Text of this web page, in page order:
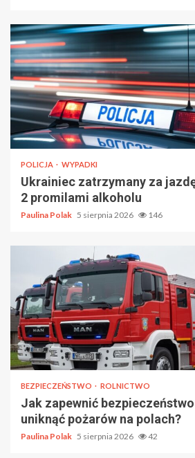
POLICJA WYPADKI
Ukrainiec zatrzymany za
2 promilami alkoholu
Paulina Polak 5 sierpnia 2026 146
BEZPIECZEŃSTWO ROLNICTWO
Jak zapewnić
uniknąć pożarów na polach?
Paulina Polak 5 sierpnia 2026 42